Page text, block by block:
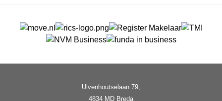
Ulvenhoutselaan 79,
4834 MD Breda